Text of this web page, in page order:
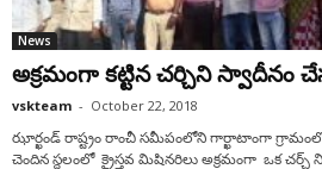
News
అక్రమంగా కట్టిన చర్చిని స్వాదీనం
vskteam - October 22, 2018
ఝార్ఖండ్ రాష్ట్రం రాంచీ సమీపంలోని గార్ఖాటాంగా గ్రామంలో
చెందిన స్థలంలో క్రైస్తవ మిషినరిలు అక్రమంగా ఒక